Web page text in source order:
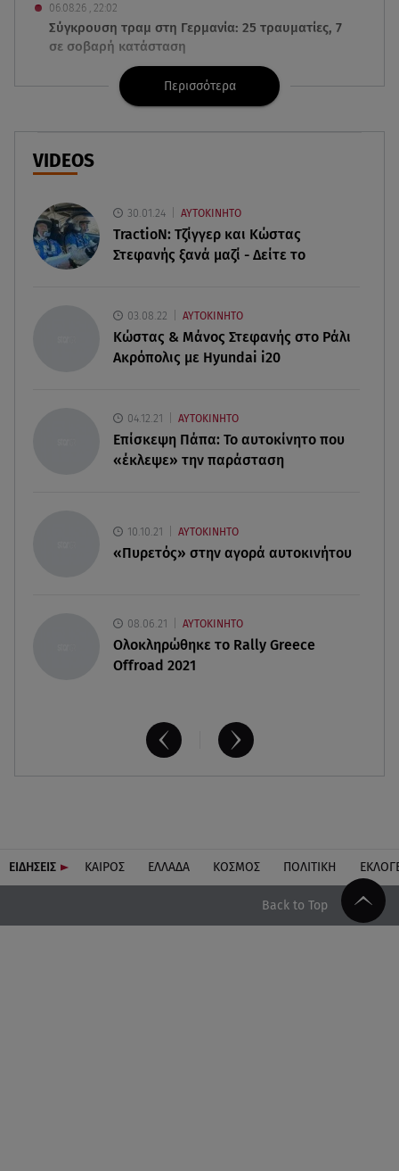
06.08.26 , 22:02
Σύγκρουση τραμ στη Γερμανία: 25 τραυματίες, 7
σε σοβαρή κατάσταση
06.08.26 , 21:59
Νέες τουρκικές προκλήσεις στο Αιγαίο -
Αερομαχία με ελληνικά F-16
06.08.26 , 21:31
στα social media
06.08.26 , 21:22
06.08.26 , 21:07
Motor Oil: Δωρεά πυροσβεστικών οχημάτων και
06.08.26 , 20:49
Άκης Παυλόπουλος: Η τρυφερή εξομολόγηση
της συζύγου του, Ελένης Φωτοπούλου
Πώς επικοινωνούν τα ελικόπτερα στη φωτιά και
ο ρόλος του «συνδέσμου»
Περισσότερα
VIDEOS
30.01.24 ΑΥΤΟΚΙΝΗΤΟ
TractioN: Τζίγγερ και Κώστας
Στεφανής ξανά μαζί - Δείτε το
03.08.22 ΑΥΤΟΚΙΝΗΤΟ
Κώστας & Μάνος Στεφανής στο Ράλι
Ακρόπολις με Hyundai i20
04.12.21 ΑΥΤΟΚΙΝΗΤΟ
Επίσκεψη Πάπα: Το αυτοκίνητο που
«έκλεψε» την παράσταση
10.10.21 ΑΥΤΟΚΙΝΗΤΟ
«Πυρετός» στην αγορά αυτοκινήτου
08.06.21 ΑΥΤΟΚΙΝΗΤΟ
Ολοκληρώθηκε το Rally Greece
Offroad 2021
ΕΙΔΗΣΕΙΣ ΚΑΙΡΟΣ ΕΛΛΑΔΑ ΚΟΣΜΟΣ ΠΟΛΙΤΙΚΗ
Back to Top